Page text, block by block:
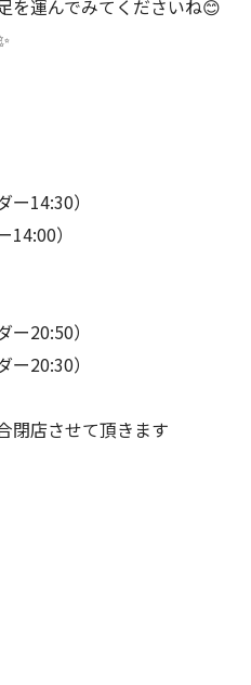
を運んでみてくださいね😊
ー14:30）
）
20:50）
20:30）
閉店させて頂きます